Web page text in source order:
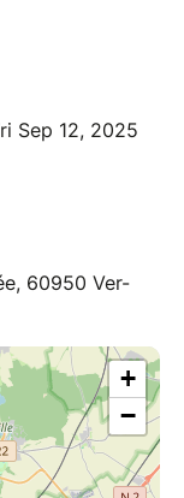
Sep 12, 2025
60950 Ver-
+
−